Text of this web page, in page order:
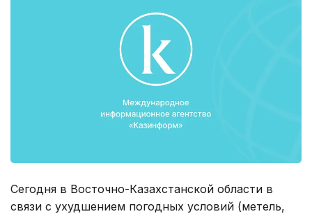
Сегодня в Восточно-Казахстанской области в
связи с ухудшением погодных условий (метель,